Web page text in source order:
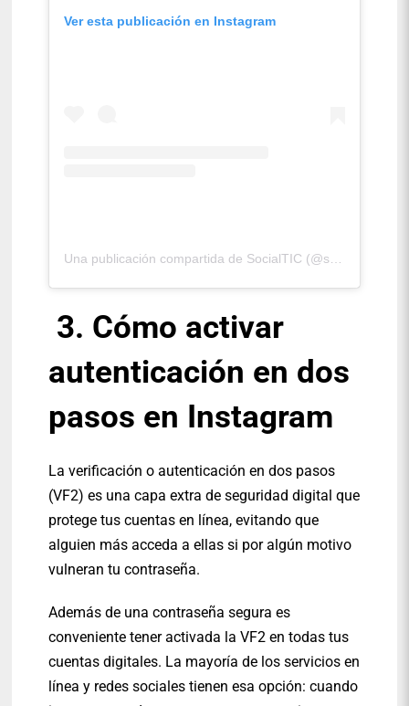
Ver esta publicación en Instagram
3. Cómo activar
autenticación en dos
pasos en Instagram
La verificación o autenticación en dos pasos
(VF2) es una capa extra de seguridad digital que
protege tus cuentas en línea, evitando que
alguien más acceda a ellas si por algún motivo
vulneran tu contraseña.
Además de una contraseña segura es
conveniente tener activada la VF2 en todas tus
cuentas digitales. La mayoría de los servicios en
línea y redes sociales tienen esa opción: cuando